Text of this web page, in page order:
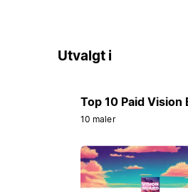
Utvalgt i
Top 10 Paid
10 maler